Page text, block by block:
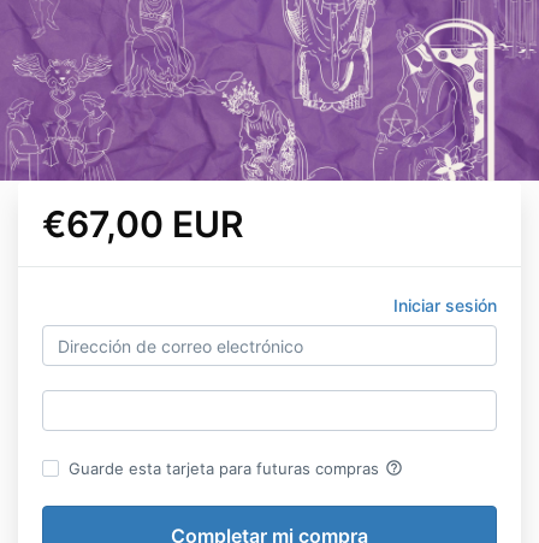
€67,00 EUR
Iniciar sesión
Guarde esta tarjeta para futuras compras help_outline